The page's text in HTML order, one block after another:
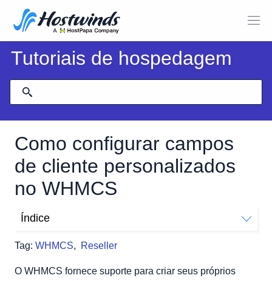
Tutoriais de hospedagem
Como configurar campos
de cliente personalizados
no WHMCS
Tag: WHMCS, Reseller
Índice
Modificando um campo de cliente personalizado
Excluindo um campo de cliente personalizado
O WHMCS fornece suporte para criar seus próprios